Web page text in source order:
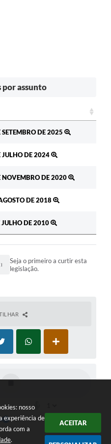
nosso
experiência de
com a
.
ACEITAR
assunto
DE 2025
JULHO DE 2024
NOVEMBRO DE 2020
DE 2018
DE 2010
Seja o primeiro a curtir esta
legislação.